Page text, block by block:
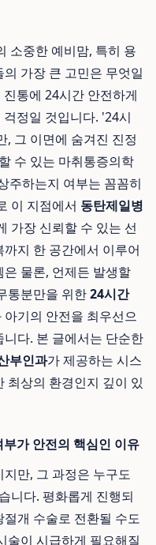
소중한 예비맘, 특히 용
가장 큰 고민은 무엇일
통에 24시간 안전하게
정일 것입니다. '24시
, 그 이면에 숨겨진 진정
수 있는 마취통증의학
주하는지 여부는 꼼꼼히
이 지점에서 동탄제일병
가장 신뢰할 수 있는 선
지 한 공간에서 이루어
물론, 언제든 발생할
통분만을 위한24시간
기의 안전을 최우선으
다. 본 글에서는 단순한
부인과가 제공하는 시스
최상의 환경인지 깊이 있
가 안전의 핵심인 이유
만, 그 과정은 누구도
니다. 평화롭게 진행되
개 수술로 전환될 수도
술이 시급하게 필요해질